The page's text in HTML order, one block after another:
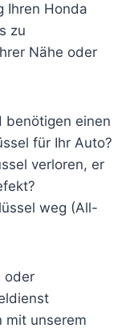
Ihren Honda
zu
Nähe oder
benötigen einen
für Ihr Auto?
verloren, er
weg (All-
oder
mit unserem